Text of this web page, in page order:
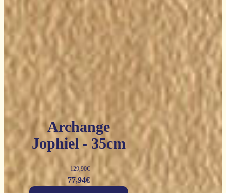
Archange
Jophiel - 35cm
129,90€
Le
77,94€Le